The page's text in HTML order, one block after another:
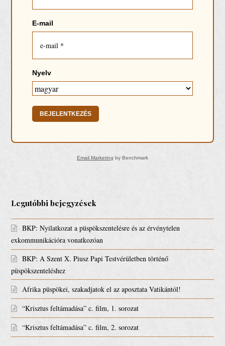
E-mail
Nyelv
BEJELENTKEZÉS
Email Marketing by Benchmark
Legutóbbi bejegyzések
BKP: Nyilatkozat a püspökszentelésre és az érvénytelen
exkommunikációra vonatkozóan
BKP: A Szent X. Piusz Papi Testvérületben történő
püspökszenteléshez
Afrika püspökei, szakadjatok el az aposztata Vatikántól!
“Krisztus feltámadása” c. film, 1. sorozat
“Krisztus feltámadása” c. film, 2. sorozat